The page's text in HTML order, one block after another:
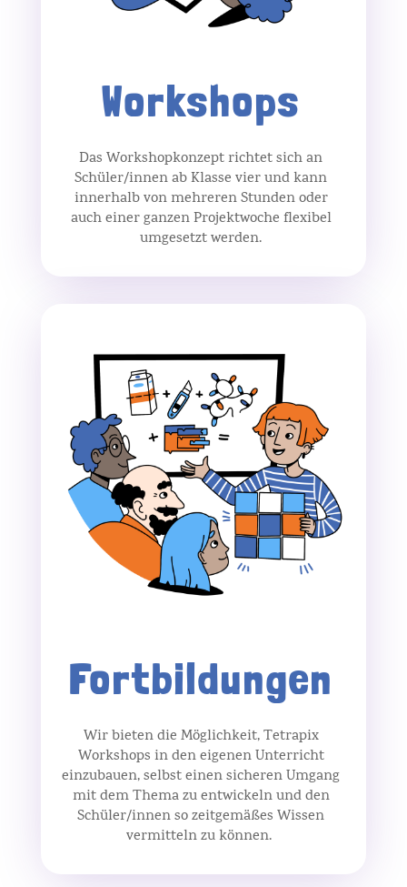
Workshops
Das Workshopkonzept richtet sich an
Schüler/innen ab Klasse vier und kann
innerhalb von mehreren Stunden oder
auch einer ganzen Projektwoche flexibel
umgesetzt werden.
Fortbildungen
Wir bieten die Möglichkeit, Tetrapix
Workshops in den eigenen Unterricht
einzubauen, selbst einen sicheren Umgang
mit dem Thema zu entwickeln und den
Schüler/innen so zeitgemäßes Wissen
vermitteln zu können.